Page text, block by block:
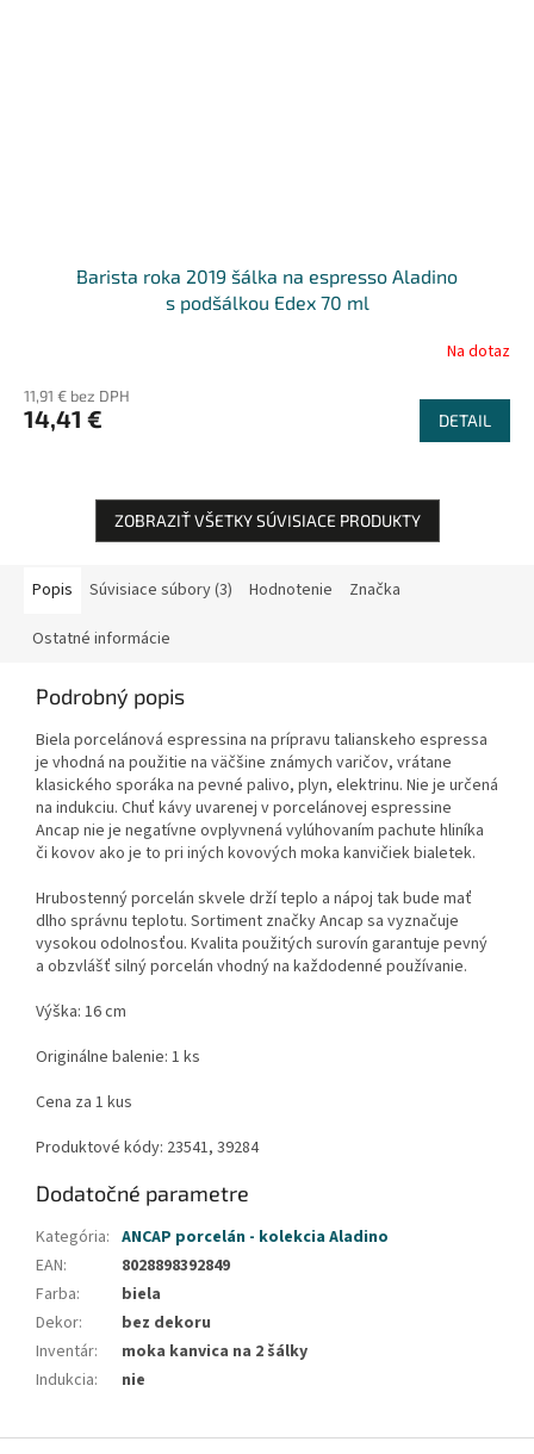
Barista roka 2019 šálka na espresso Aladino
s podšálkou Edex 70 ml
Na dotaz
11,91 € bez DPH
14,41 € DETAIL
ZOBRAZIŤ VŠETKY SÚVISIACE PRODUKTY
Popis Súvisiace súbory (3) Hodnotenie Značka
Ostatné informácie
Podrobný popis
Biela porcelánová espressina na prípravu talianskeho espressa
je vhodná na použitie na väčšine známych varičov, vrátane
klasického sporáka na pevné palivo, plyn, elektrinu. Nie je určená
na indukciu. Chuť kávy uvarenej v porcelánovej espressine
Ancap nie je negatívne ovplyvnená vylúhovaním pachute hliníka
či kovov ako je to pri iných kovových moka kanvičiek bialetek.
Hrubostenný porcelán skvele drží teplo a nápoj tak bude mať
dlho správnu teplotu. Sortiment značky Ancap sa vyznačuje
vysokou odolnosťou. Kvalita použitých surovín garantuje pevný
a obzvlášť silný porcelán vhodný na každodenné používanie.
Výška: 16 cm
Originálne balenie: 1 ks
Cena za 1 kus
Produktové kódy: 23541, 39284
Dodatočné parametre
Kategória: ANCAP porcelán - kolekcia Aladino
EAN:
8028898392849
Farba:
biela
Dekor:
bez dekoru
Inventár:
moka kanvica na 2 šálky
Indukcia: nie